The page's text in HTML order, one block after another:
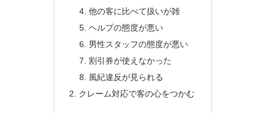
他の客に比べて扱いが雑
ヘルプの態度が悪い
男性スタッフの態度が悪い
割引券が使えなかった
風紀違反が見られる
クレーム対応で客の心をつかむ